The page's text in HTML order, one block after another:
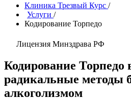
Клиника Трезвый Курс /
Услуги /
Кодирование Торпедо
Лицензия Минздрава РФ
Кодирование Торпедо
радикальные методы
алкоголизмом